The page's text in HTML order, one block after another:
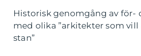
Historisk genomgång av för-
med olika ”arkitekter som vill
stan”